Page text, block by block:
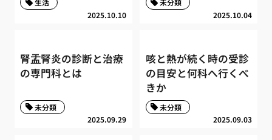
2025.10.10
生活
2025.10.04
未分類
腎盂腎炎の診断と治療
の専門科とは
2025.09.29
未分類
咳と熱が続く時の受診
の目安と何科へ行くべ
きか
2025.09.03
未分類